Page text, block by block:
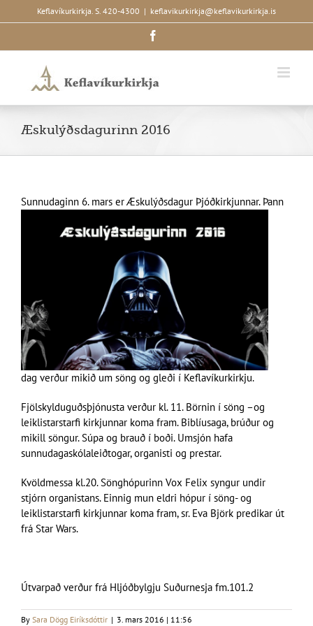
to
Keflavíkurkirkja. S. 420-4300 | keflavikurkirkja@keflavikurkirkja.is
Æskulýðsdagurinn 2016
Sunnudaginn 6. mars erÆskulýðsdagur Þjóðkirkjunnar. Þann
dag verður mikið um söng og gleði í Keflavíkurkirkju.
Fjölskylduguðsþjónusta verður kl. 11. Börnin í söng –og
leiklistarstarfi kirkjunnar koma fram. Biblíusaga, brúður og
mikill söngur. Súpa og brauð í boði. Umsjón hafa
sunnudagaskólaleiðtogar, organisti og prestar.
Kvöldmessa kl.20. Sönghópurinn Vox Felix syngur undir
stjórn organistans. Einnig mun eldri hópur í söng- og
leiklistarstarfi kirkjunnar koma fram, sr. Eva Björk predikar út
frá Star Wars.
Útvarpað verður frá Hljóðbylgju Suðurnesja fm.101.2
By Sara Dögg Eiríksdóttir | 3. mars 2016 | 11:56